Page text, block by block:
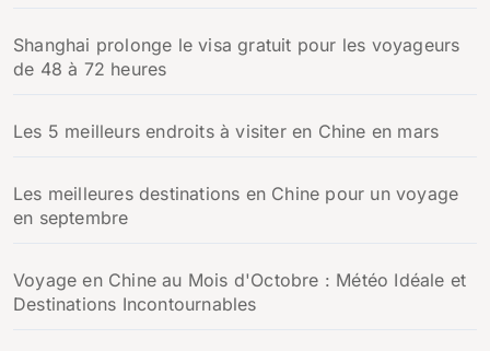
Shanghai prolonge le visa gratuit pour les voyageurs
de 48 à 72 heures
Les 5 meilleurs endroits à visiter en Chine en mars
Les meilleures destinations en Chine pour un voyage
en septembre
Voyage en Chine au Mois d'Octobre : Météo Idéale et
Destinations Incontournables